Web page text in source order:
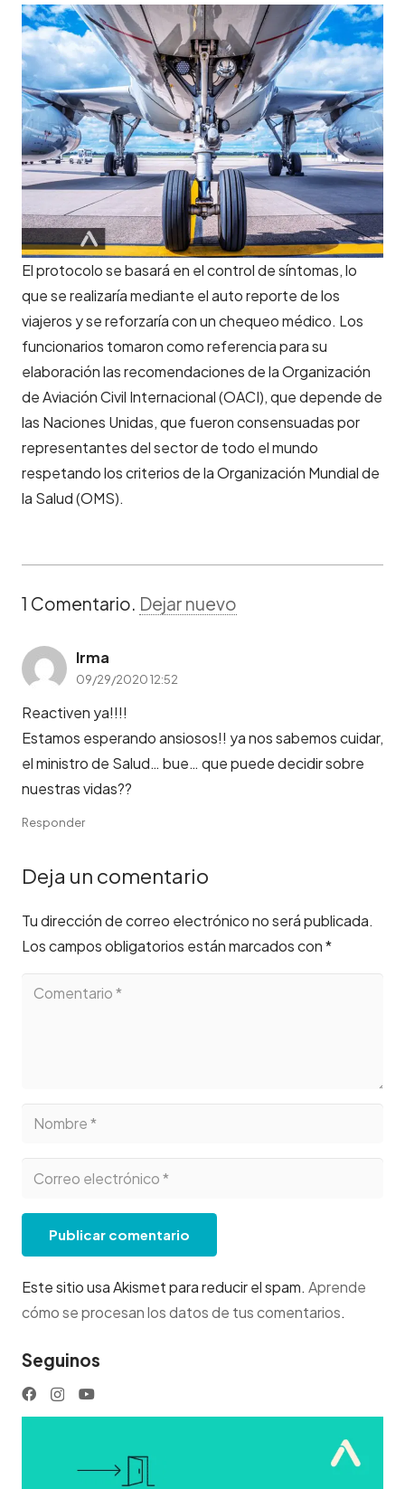
El protocolo se basará en el control de síntomas, lo
que se realizaría mediante el auto reporte de los
viajeros y se reforzaría con un chequeo médico. Los
funcionarios tomaron como referencia para su
elaboración las recomendaciones de la Organización
de Aviación Civil Internacional (OACI), que depende de
las Naciones Unidas, que fueron consensuadas por
representantes del sector de todo el mundo
respetando los criterios de la Organización Mundial de
la Salud (OMS).
1 Comentario. Dejar nuevo
Irma
09/29/2020 12:52
Reactiven ya!!!!
Estamos esperando ansiosos!! ya nos sabemos cuidar,
el ministro de Salud… bue… que puede decidir sobre
nuestras vidas??
Responder
Deja un comentario
Tu dirección de correo electrónico no será publicada.
Los campos obligatorios están marcados con*
Publicar comentario
Este sitio usa Akismet para reducir el spam. Aprende
cómo se procesan los datos de tus comentarios.
Seguinos